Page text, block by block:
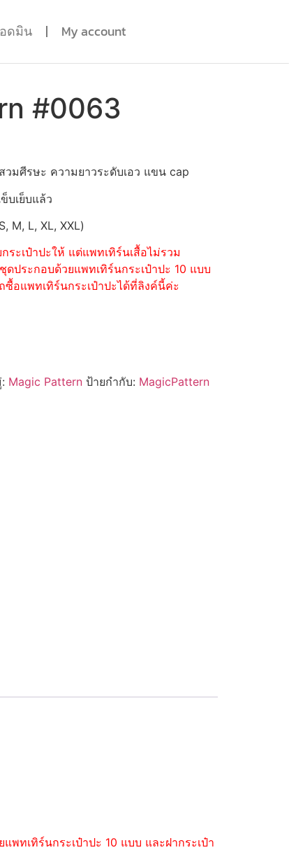
ดมิน My account
#0063
มศีรษะ ความยาวระดับเอว แขน cap
บเย็บแล้ว
M, L, XL, XXL)
ะเป๋าปะให้ แต่แพทเทิร์นเสื้อไม่รวม
ดประกอบด้วยแพทเทิร์นกระเป๋าปะ 10 แบบ
อแพทเทิร์นกระเป๋าปะได้ที่ลิงค์นี้ค่ะ
Magic Pattern ป้ายกำกับ: MagicPattern
ทเทิร์นกระเป๋าปะ 10 แบบ และฝากระเป๋า